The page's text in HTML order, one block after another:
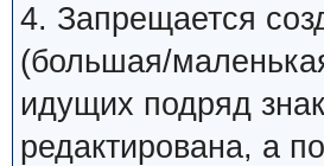
4. Запрещается
(большая/
идущих подряд
редактирована, а